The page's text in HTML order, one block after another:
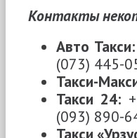
Контакты
Авто Такси:
(073) 445-
Такси-
Такси 24:
(093) 890-
Такси